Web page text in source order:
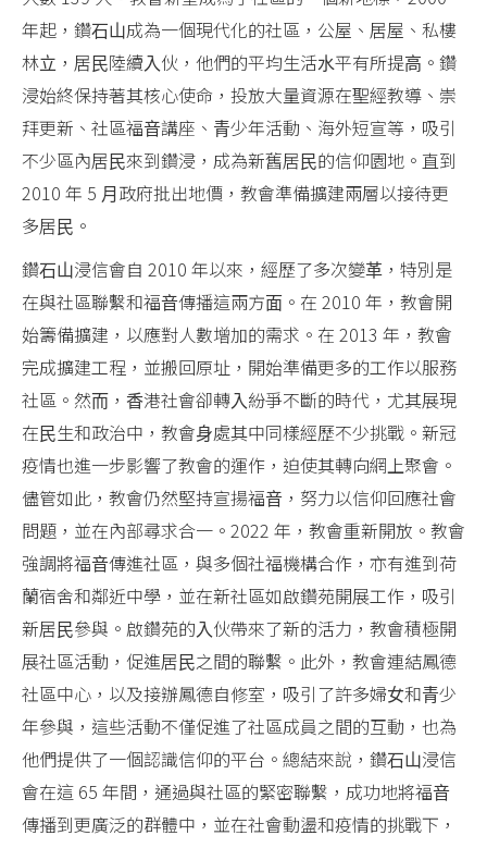
年起，鑽⽯⼭成為⼀個現代化的社區，公屋、居屋、私樓
林⽴，居⺠陸續⼊伙，他們的平均⽣活⽔平有所提⾼。鑽
浸始終保持著其核⼼使命，投放⼤量資源在聖經教導、崇
拜更新、社區福⾳講座、⻘少年活動、海外短宣等，吸引
不少區內居⺠來到鑽浸，成為新舊居⺠的信仰園地。直到
2010 年 5 ⽉政府批出地價，教會準備擴建兩層以接待更
多居⺠。
鑽⽯⼭浸信會⾃ 2010 年以來，經歷了多次變⾰，特別是
在與社區聯繫和福⾳傳播這兩⽅⾯。在 2010 年，教會開
始籌備擴建，以應對⼈數增加的需求。在 2013 年，教會
完成擴建⼯程，並搬回原址，開始準備更多的⼯作以服務
社區。然⽽，⾹港社會卻轉⼊紛爭不斷的時代，尤其展現
在⺠⽣和政治中，教會⾝處其中同樣經歷不少挑戰。新冠
疫情也進⼀步影響了教會的運作，迫使其轉向網上聚會。
儘管如此，教會仍然堅持宣揚福⾳，努⼒以信仰回應社會
問題，並在內部尋求合⼀。2022 年，教會重新開放。教會
強調將福⾳傳進社區，與多個社福機構合作，亦有進到荷
蘭宿舍和鄰近中學，並在新社區如啟鑽苑開展⼯作，吸引
新居⺠參與。啟鑽苑的⼊伙帶來了新的活⼒，教會積極開
展社區活動，促進居⺠之間的聯繫。此外，教會連結鳳德
社區中⼼，以及接辦鳳德⾃修室，吸引了許多婦⼥和⻘少
年參與，這些活動不僅促進了社區成員之間的互動，也為
他們提供了⼀個認識信仰的平台。總結來說，鑽⽯⼭浸信
會在這 65 年間，通過與社區的緊密聯繫，成功地將福⾳
傳播到更廣泛的群體中，並在社會動盪和疫情的挑戰下，